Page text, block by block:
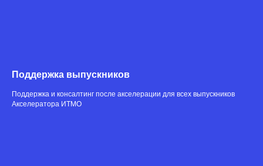
Поддержка выпускников
Поддержка и консалтинг после акселерации для всех выпускников
Акселератора ИТМО